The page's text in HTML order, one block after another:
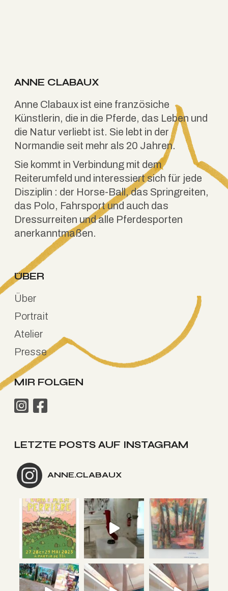
ANNE CLABAUX
Anne Clabaux ist eine französiche
Künstlerin, die in die Pferde, das Leben und
die Natur verliebt ist. Sie lebt in der
Normandie seit mehr als 20 Jahren.
Sie kommt in Verbindung mit dem
Reiterumfeld und interessiert sich für jede
Disziplin : der Horse-Ball, das Springreiten,
das Polo, Fahrsport und auch das
Dressurreiten und alle Pferdesporten
anerkanntmaßen.
ÜBER
Über
Portrait
Atelier
Presse
MIR FOLGEN
LETZTE POSTS AUF INSTAGRAM
ANNE.CLABAUX